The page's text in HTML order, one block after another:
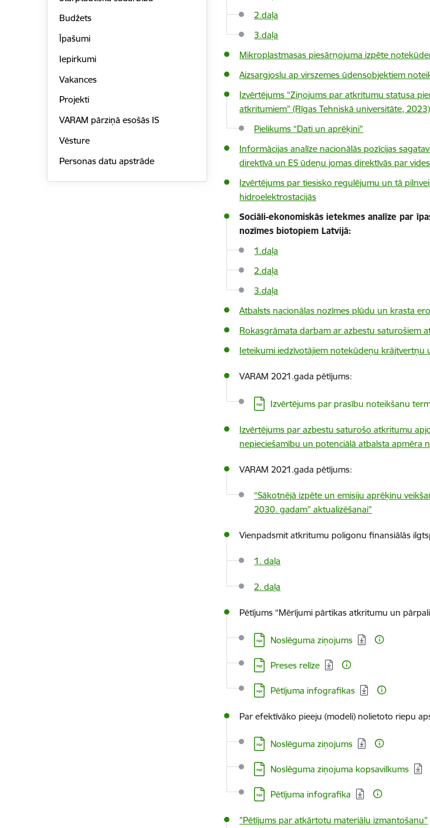
Budžets
Īpašumi
Iepirkumi
Vakances
Projekti
VARAM pārziņā esošās IS
Vēsture
Personas datu apstrāde
2.daļa
3.daļa
Mikroplastmasas piesārņojuma izpēte
Aizsargjoslu ap virszemes ūdensobjektiem
Izvērtējums “Ziņojums par atkritumu statusa
atkritumiem” (Rīgas Tehniskā universitāte, 2023)
Pielikums “Dati un aprēķini”
Informācijas analīze nacionālās pozīcijas
direktīvā un ES ūdeņu jomas direktīvās par
Izvērtējums par tiesisko regulējumu un tā
hidroelektrostacijās
Sociāli-ekonomiskās ietekmes analīze par
nozīmes biotopiem Latvijā:
1.daļa
2.daļa
3.daļa
Atbalsts nacionālas nozīmes plūdu un krasta
Rokasgrāmata darbam ar azbestu saturošiem
Ieteikumi iedzīvotājiem notekūdeņu krājtvertņu
VARAM 2021.gada pētījums:
Lejupielādēt:
Izvērtējums par prasību noteikšanu
Izvērtējums par azbestu saturošo atkritumu
nepieciešamību un potenciālā atbalsta apmēra
VARAM 2021.gada pētījums:
“Sākotnējā izpēte un emisiju aprēķinu
2030. gadam” aktualizēšanai”
Vienpadsmit atkritumu poligonu finansiālās
1. daļa
2. daļa
Pētījums “Mērījumi pārtikas atkritumu un
Lejupielādēt:
Noslēguma ziņojums
Lejupielādēt:
Preses relīze
Lejupielādēt:
Pētījuma infografikas
Par efektīvāko pieeju (modeli) nolietoto riepu
Lejupielādēt:
Noslēguma ziņojums
Lejupielādēt:
Noslēguma ziņojuma kopsavilkums
Lejupielādēt:
Pētījuma infografika
"Pētījums par atkārtotu materiālu izmantošanu"